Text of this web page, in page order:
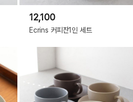
12,100
Ecrins 커피잔1인 세트